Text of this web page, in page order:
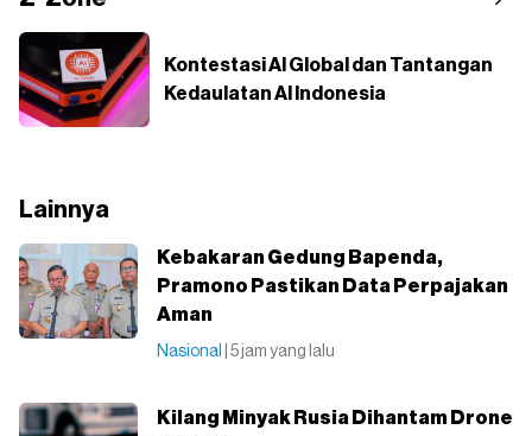
Kontestasi AI Global dan Tantangan
Kedaulatan AI Indonesia
Lainnya
Kebakaran Gedung Bapenda,
Pramono Pastikan Data Perpajakan
Aman
Nasional | 5 jam yang lalu
Kilang Minyak Rusia Dihantam Drone